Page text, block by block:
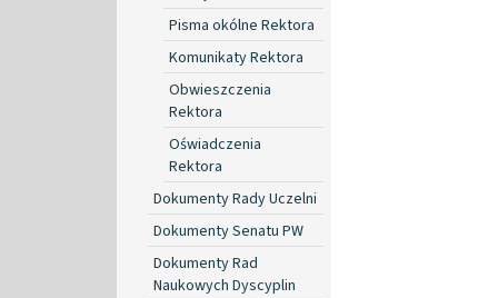
Pisma okólne Rektora
Komunikaty Rektora
Obwieszczenia
Rektora
Oświadczenia
Rektora
Dokumenty Rady Uczelni
Dokumenty Senatu PW
Dokumenty Rad
Naukowych Dyscyplin